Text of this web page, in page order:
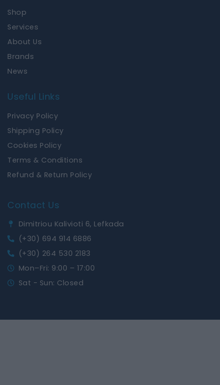
Shop
Services
About Us
Brands
News
Useful Links
Privacy Policy
Shipping Policy
Cookies Policy
Terms & Conditions
Refund & Return Policy
Contact Us
Dimitriou Kalivioti 6, Lefkada
(+30) 694 914 6886
(+30) 264 530 2183
Mon–Fri: 9:00 – 17:00
Sat - Sun: Closed